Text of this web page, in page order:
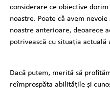
considerare ce obiective
noastre. Poate că avem
noastre anterioare, deoarece
potrivească cu situația actuală
Dacă putem, merită să
reîmprospăta abilitățile și